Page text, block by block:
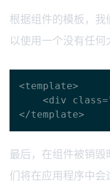
根据组件的模板，
以使用一个没有任何
<template>
最后，在组件被销
们将在应用程序中